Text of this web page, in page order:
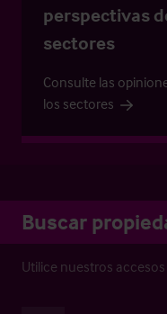
perspectivas
sectores
Consulte las
los sectores
Buscar
Utilice nuestros